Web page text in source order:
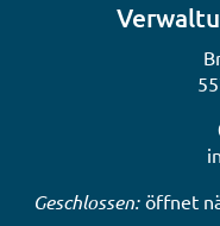
Klicken, um weitere
Geschlossen: öffnet